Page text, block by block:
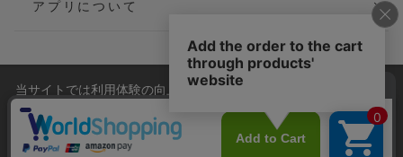
アプリについて
会社概要
ご利用規約
個人情報保護方針
当サイトでは利用体験の向上およびコンテンツの最適な提供、ト
ラフィックの分析を目的としてCookieを使用しています。
サイトの閲覧を継続された場合、Cookieの利用に同意したことも
のといたします。